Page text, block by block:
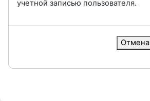
учетной записью пользователя.
Отмена